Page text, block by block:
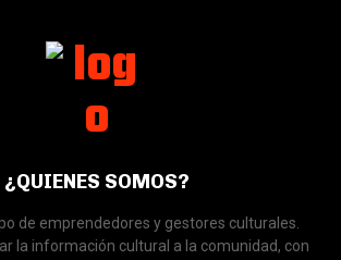
¿QUIENES SOMOS?
de emprendedores y gestores culturales.
la información cultural a la comunidad, con